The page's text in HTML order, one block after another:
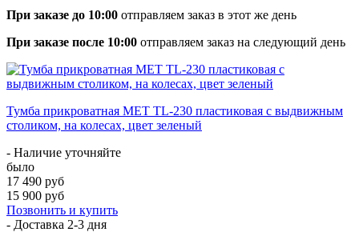
При заказе до 10:00 отправляем заказ в этот же день
При заказе после 10:00 отправляем заказ на следующий день
Тумба прикроватная MET TL-230 пластиковая с выдвижным
столиком, на колесах, цвет зеленый
- Наличие уточняйте
было
17 490 руб
15 900 руб
Позвонить и купить
- Доставка 2-3 дня